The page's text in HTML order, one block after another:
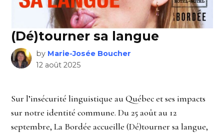
(Dé)tourner sa langue
by Marie-Josée Boucher
12 août 2025
Sur l’insécurité linguistique au Québec et ses impacts
sur notre identité commune. Du 25 août au 12
septembre, La Bordée accueille (Dé)tourner sa langue,